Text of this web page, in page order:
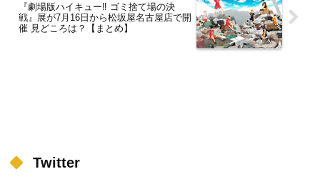
『劇場版ハイキュー‼ ゴミ捨て場の決
戦』展が7月16日から松坂屋名古屋店で開
催 見どころは？【まとめ】
Twitter